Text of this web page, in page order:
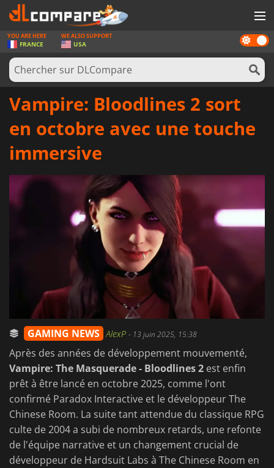
JEUX
CARTES PRÉPAYÉES
LOGICIELS
CONCOURS
SE CONNECTER OU S'INSCRIRE
Dark
mode
YOU ARE HERE
FRANCE
WE ALSO SUPPORT
USA
Vampire: Bloodlines 2 sort
en octobre avec une touche
immersive
GAMING NEWS AlexP - 13 juin 2025, 15:38
Après des années de développement mouvementé,
Vampire: The Masquerade - Bloodlines 2 est enfin
prêt à être lancé en octobre 2025, comme l'ont
confirmé Paradox Interactive et le développeur The
Chinese Room. La suite tant attendue du classique RPG
culte de 2004 a subi de nombreux retards, une refonte
de l'équipe narrative et un changement crucial de
développeur de Hardsuit Labs à The Chinese Room en